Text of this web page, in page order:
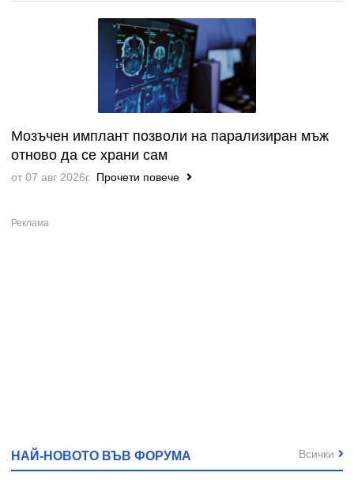
Мозъчен имплант позволи на парализиран мъж
отново да се храни сам
от 07 авг 2026г. Прочети повече
НАЙ-НОВОТО ВЪВ ФОРУМА Всички